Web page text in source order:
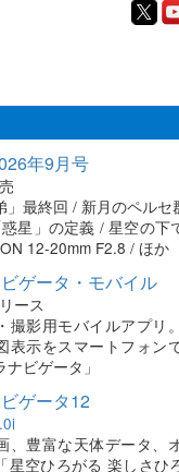
年9月号
」最終回 / 新月のペル
星」の定義 / 星空の下
12-20mm F2.8 / ほか
ゲータ・モバイル
ース
撮影用モバイルアプリ
表示をスマートフォン
ビゲータ」
ゲータ12
、豊富な天体データ、
星空ひろがる 楽しさひ